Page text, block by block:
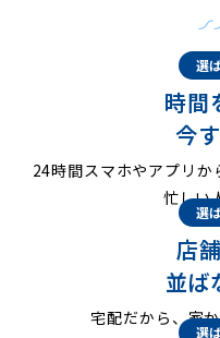
選
時間
今
24時間スマホやアプリ
忙しい
選
店
並ば
宅配だから、家
選